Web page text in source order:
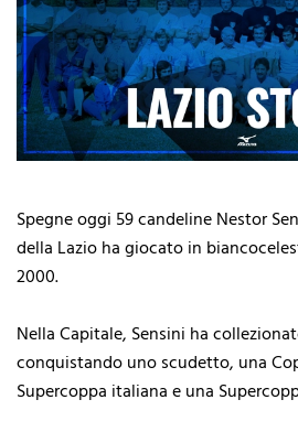
Spegne oggi 59 candeline Nestor
della Lazio ha giocato in
2000.
Nella Capitale, Sensini ha
conquistando uno scudetto, una
Supercoppa italiana e una